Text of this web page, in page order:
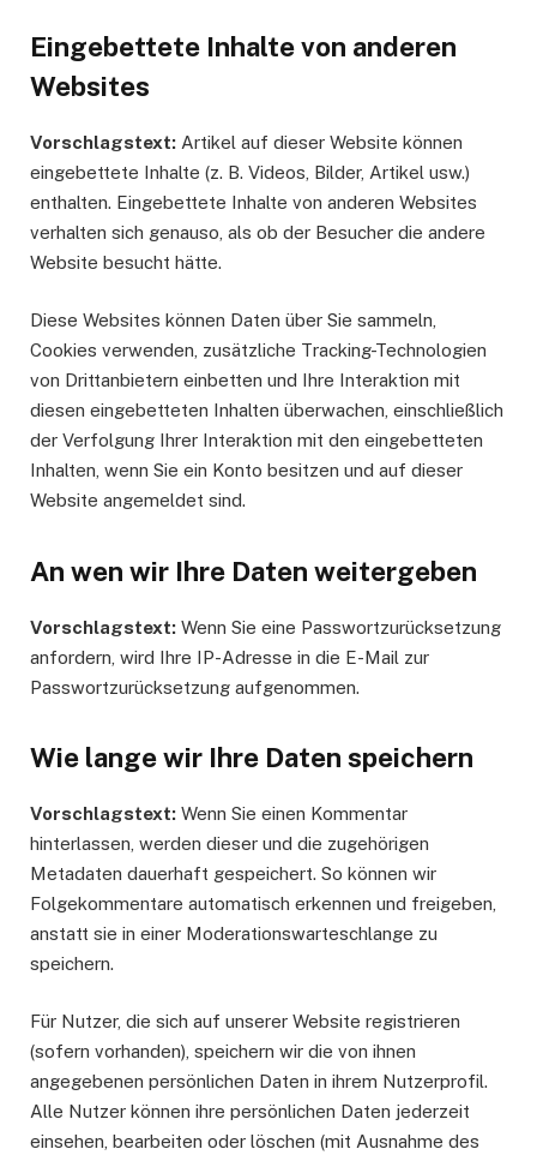
Eingebettete Inhalte von anderen
Websites
Vorschlagstext: Artikel auf dieser Website können
eingebettete Inhalte (z. B. Videos, Bilder, Artikel usw.)
enthalten. Eingebettete Inhalte von anderen Websites
verhalten sich genauso, als ob der Besucher die andere
Website besucht hätte.
Diese Websites können Daten über Sie sammeln,
Cookies verwenden, zusätzliche Tracking-Technologien
von Drittanbietern einbetten und Ihre Interaktion mit
diesen eingebetteten Inhalten überwachen, einschließlich
der Verfolgung Ihrer Interaktion mit den eingebetteten
Inhalten, wenn Sie ein Konto besitzen und auf dieser
Website angemeldet sind.
An wen wir Ihre Daten weitergeben
Vorschlagstext: Wenn Sie eine Passwortzurücksetzung
anfordern, wird Ihre IP-Adresse in die E-Mail zur
Passwortzurücksetzung aufgenommen.
Wie lange wir Ihre Daten speichern
Vorschlagstext: Wenn Sie einen Kommentar
hinterlassen, werden dieser und die zugehörigen
Metadaten dauerhaft gespeichert. So können wir
Folgekommentare automatisch erkennen und freigeben,
anstatt sie in einer Moderationswarteschlange zu
speichern.
Für Nutzer, die sich auf unserer Website registrieren
(sofern vorhanden), speichern wir die von ihnen
angegebenen persönlichen Daten in ihrem Nutzerprofil.
Alle Nutzer können ihre persönlichen Daten jederzeit
einsehen, bearbeiten oder löschen (mit Ausnahme des